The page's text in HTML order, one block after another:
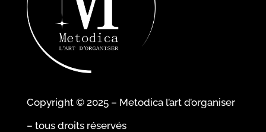
Copyright © 2025 – Metodica l’art d’organiser
– tous droits réservés